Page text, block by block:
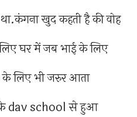
खुद कहती है की वोह
घर में जब भाई के लिए
के लिए भी जरुर आता
के dav school से हुआ